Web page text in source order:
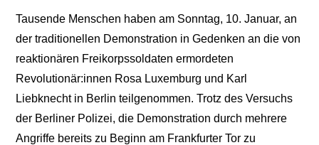
Tausende Menschen haben am Sonntag, 10. Januar, an
der traditionellen Demonstration in Gedenken an die von
reaktionären Freikorpssoldaten ermordeten
Revolutionär:innen Rosa Luxemburg und Karl
Liebknecht in Berlin teilgenommen. Trotz des Versuchs
der Berliner Polizei, die Demonstration durch mehrere
Angriffe bereits zu Beginn am Frankfurter Tor zu